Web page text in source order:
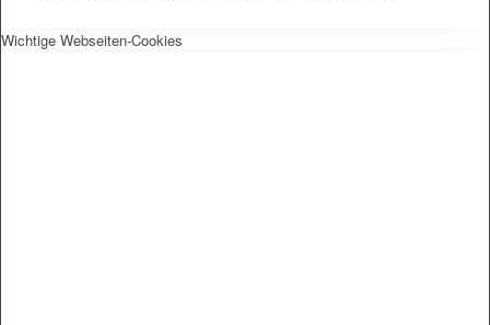
Wichtige Webseiten-Cookies